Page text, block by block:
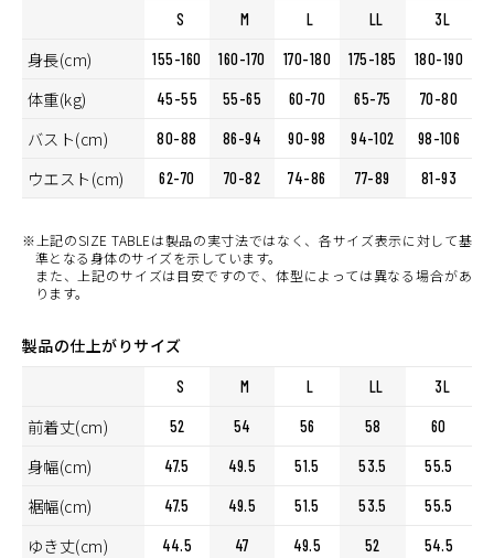
S M L LL 3L
身長(cm) 155-160 160-170 170-180 175-185 180-190
体重(kg) 45-55 55-65 60-70 65-75 70-80
バスト(cm) 80-88 86-94 90-98 94-102 98-106
ウエスト(cm) 62-70 70-82 74-86 77-89 81-93
※上記のSIZE TABLEは製品の実寸法ではなく、各サイズ表示に対して基
準となる身体のサイズを示しています。
また、上記のサイズは目安ですので、体型によっては異なる場合があ
ります。
製品の仕上がりサイズ
S M L LL 3L
前着丈(cm) 52 54 56 58 60
身幅(cm) 47.5 49.5 51.5 53.5 55.5
裾幅(cm) 47.5 49.5 51.5 53.5 55.5
ゆき丈(cm) 44.5 47 49.5 52 54.5